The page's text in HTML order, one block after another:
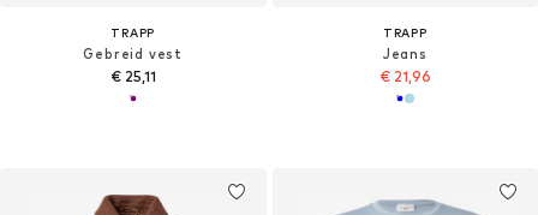
TRAPP
Gebreid vest
€ 25,11
TRAPP
Jeans
€ 21,96